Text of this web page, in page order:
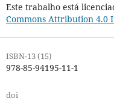
Este trabalho está
Commons Attribution 4.0
ISBN-13 (15)
978-85-94195-11-1
doi